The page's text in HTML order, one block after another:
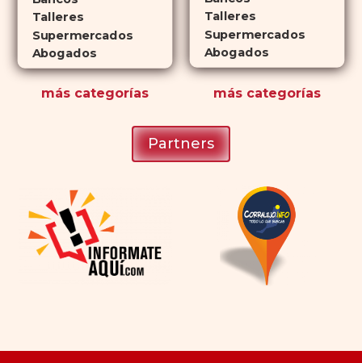
Talleres
Supermercados
Abogados
más categorías
Talleres
Supermercados
Abogados
máscategorías
Partners